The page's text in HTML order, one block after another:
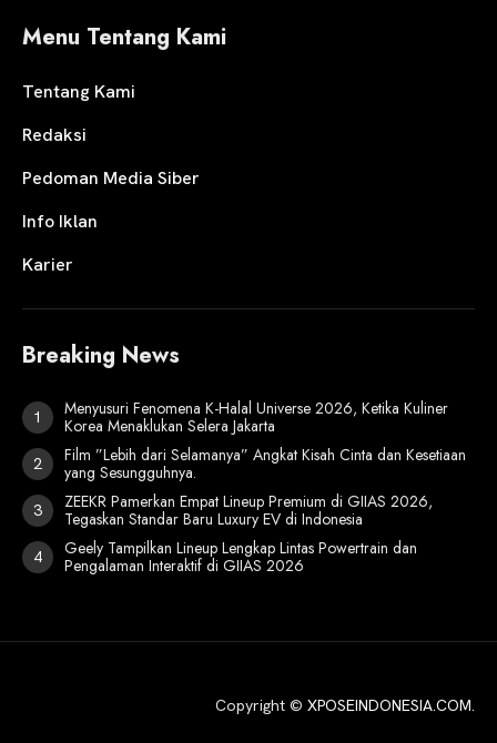
Menu Tentang Kami
Tentang Kami
Redaksi
Pedoman Media Siber
Info Iklan
Karier
Breaking News
Menyusuri Fenomena K-Halal Universe 2026, Ketika Kuliner
Korea Menaklukan Selera Jakarta
Film ”Lebih dari Selamanya” Angkat Kisah Cinta dan Kesetiaan
yang Sesungguhnya.
ZEEKR Pamerkan Empat Lineup Premium di GIIAS 2026,
Tegaskan Standar Baru Luxury EV di Indonesia
Geely Tampilkan Lineup Lengkap Lintas Powertrain dan
Pengalaman Interaktif di GIIAS 2026
Copyright © XPOSEINDONESIA.COM.